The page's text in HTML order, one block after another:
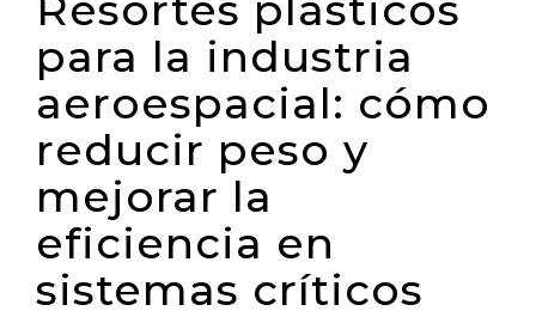
para la industria
aeroespacial: cómo
reducir peso y
mejorar la
eficiencia en
sistemas críticos